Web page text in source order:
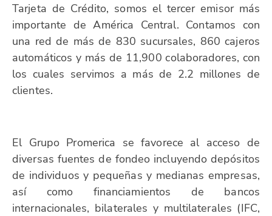
Tarjeta de Crédito, somos el tercer emisor más
importante de América Central. Contamos con
una red de más de 830 sucursales, 860 cajeros
automáticos y más de 11,900 colaboradores, con
los cuales servimos a más de 2.2 millones de
clientes.
El Grupo Promerica se favorece al acceso de
diversas fuentes de fondeo incluyendo depósitos
de individuos y pequeñas y medianas empresas,
así como financiamientos de bancos
internacionales, bilaterales y multilaterales (IFC,